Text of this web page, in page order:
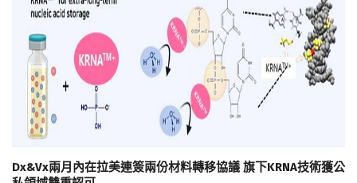
Dx&Vx兩月內在拉美連簽兩份材料轉移協議 旗下KRNA技術獲公